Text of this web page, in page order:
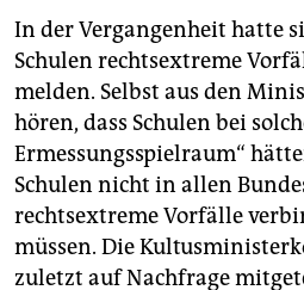
In der Vergangenheit hatte
Schulen rechtsextreme
melden. Selbst aus den
hören, dass Schulen bei
Ermessungsspielraum“
Schulen nicht in allen
rechtsextreme Vorfälle
müssen. Die
zuletzt auf Nachfrage